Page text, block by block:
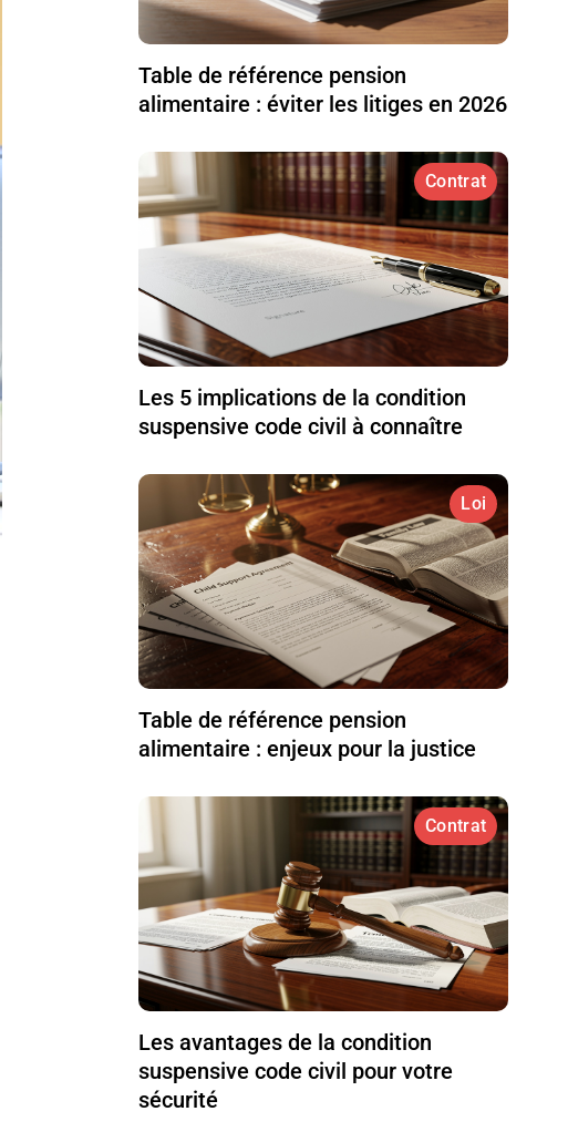
Table de référence pension
alimentaire : éviter les litiges en 2026
Contrat
Les 5 implications de la condition
suspensive code civil à connaître
Loi
Table de référence pension
alimentaire : enjeux pour la justice
Contrat
Les avantages de la condition
suspensive code civil pour votre
sécurité